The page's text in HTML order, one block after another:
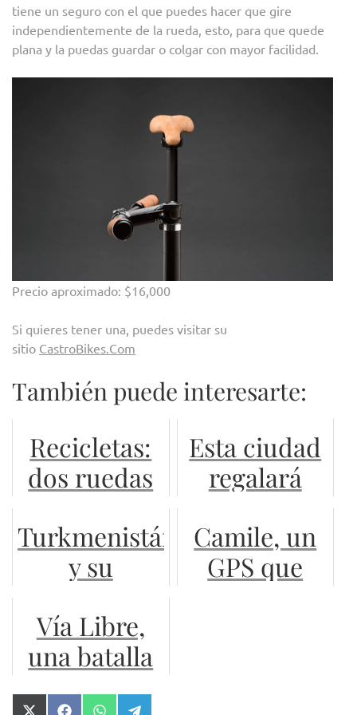
tiene un seguro con el que puedes hacer que gire
independientemente de la rueda, esto, para que quede
plana y la puedas guardar o colgar con mayor facilidad.
Precio aproximado: $16,000
Si quieres tener una, puedes visitar su
sitio CastroBikes.Com
También puede interesarte:
Recicletas:
dos ruedas
trabajadores
de la salud
Esta ciudad
regalará
habitantes
para dejar el
Turkmenistán,
y su
ciclista
Camile, un
GPS que
Vía Libre,
una batalla
en el reino